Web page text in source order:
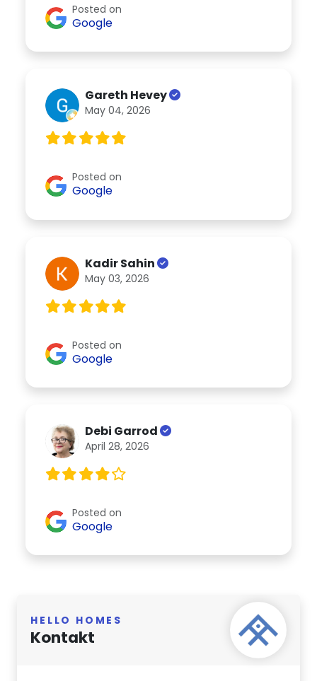
Posted on
Google
Gareth Hevey
May 04, 2026
Posted on
Google
Kadir Sahin
May 03, 2026
Posted on
Google
Debi Garrod
April 28, 2026
Posted on
Google
HELLO HOMES
Kontakt